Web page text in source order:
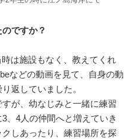
ですか？
は施設もなく、教えてくれ
などの動画を見て、自身の動
返していました。
が、幼なじみと一緒に練習
、4人の仲間へと増えていき
しあったり、練習場所を探